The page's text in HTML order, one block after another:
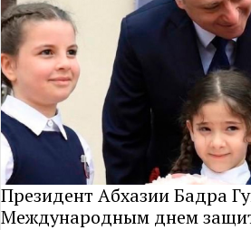
Президент Абхазии Бадра
Международным днем